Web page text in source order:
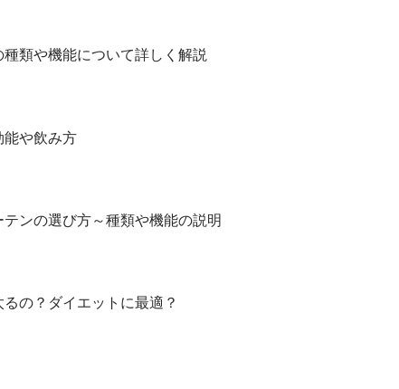
類や機能について詳しく解説
能や飲み方
ンの選び方～種類や機能の説明
の？ダイエットに最適？